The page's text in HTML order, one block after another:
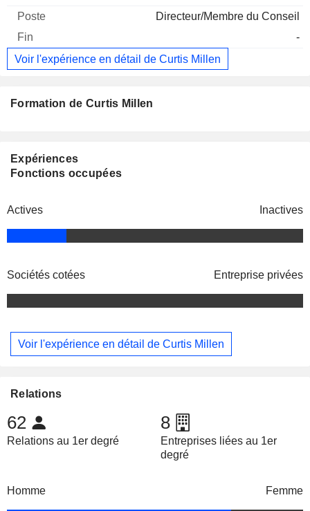
Directeur/Membre du Conseil
-
Voir l'expérience en détail de Curtis Millen
Formation de Curtis Millen
Expériences
Fonctions occupées
Actives Inactives
Sociétés cotées Entreprise privées
Voir l'expérience en détail de Curtis Millen
Relations
62
Relations au 1er degré
8
Entreprises liées au 1er
degré
Homme Femme